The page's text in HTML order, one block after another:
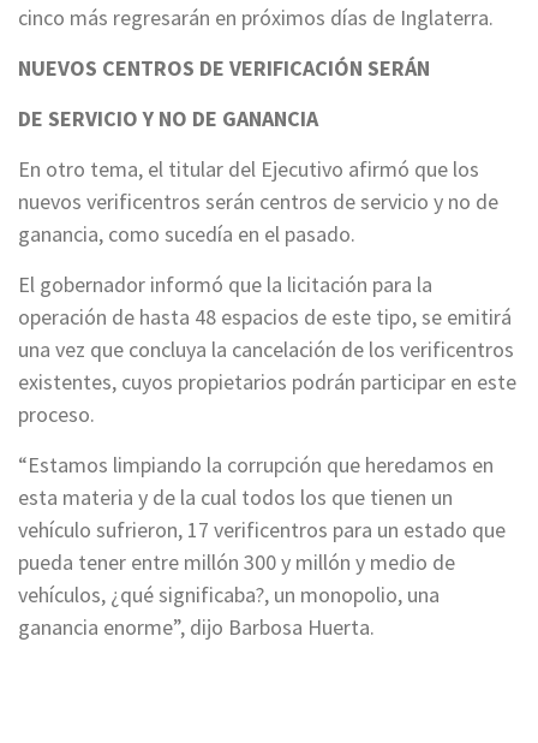
cinco más regresarán en próximos días de Inglaterra.
NUEVOS CENTROS DE VERIFICACIÓN SERÁN
DE SERVICIO Y NO DE GANANCIA
En otro tema, el titular del Ejecutivo afirmó que los
nuevos verificentros serán centros de servicio y no de
ganancia, como sucedía en el pasado.
El gobernador informó que la licitación para la
operación de hasta 48 espacios de este tipo, se emitirá
una vez que concluya la cancelación de los verificentros
existentes, cuyos propietarios podrán participar en este
proceso.
“Estamos limpiando la corrupción que heredamos en
esta materia y de la cual todos los que tienen un
vehículo sufrieron, 17 verificentros para un estado que
pueda tener entre millón 300 y millón y medio de
vehículos, ¿qué significaba?, un monopolio, una
ganancia enorme”, dijo Barbosa Huerta.